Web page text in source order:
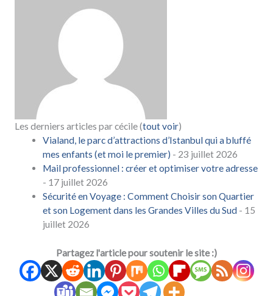
Les derniers articles par cécile(tout voir)
Vialand, le parc d’attractions d’Istanbul qui a bluffé
mes enfants (et moi le premier) - 23 juillet 2026
Mail professionnel : créer et optimiser votre adresse
- 17 juillet 2026
Sécurité en Voyage : Comment Choisir son Quartier
et son Logement dans les Grandes Villes du Sud - 15
juillet 2026
Partagez l'article pour soutenir le site :)